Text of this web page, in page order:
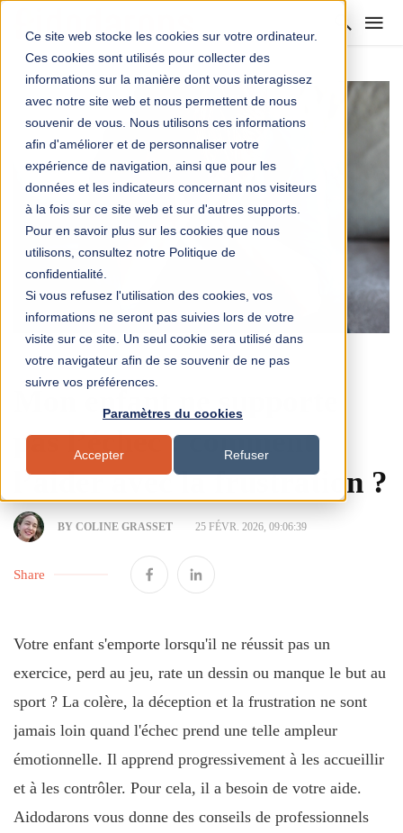
Ce site web stocke les cookies sur votre ordinateur.
Ces cookies sont utilisés pour collecter des
informations sur la manière dont vous interagissez
avec notre site web et nous permettent de nous
souvenir de vous. Nous utilisons ces informations
afin d'améliorer et de personnaliser votre
expérience de navigation, ainsi que pour les
données et les indicateurs concernant nos visiteurs
à la fois sur ce site web et sur d'autres supports.
Pour en savoir plus sur les cookies que nous
utilisons, consultez notre Politique de
confidentialité.
Si vous refusez l'utilisation des cookies, vos
informations ne seront pas suivies lors de votre
visite sur ce site. Un seul cookie sera utilisé dans
votre navigateur afin de se souvenir de ne pas
suivre vos préférences.
Paramètres du cookies
Accepter Refuser
ÉDUCATION
Mon enfant ne supporte
pas l’échec : comment
l’aider avec la frustration ?
BY COLINE GRASSET 25 FÉVR. 2026, 09:06:39
Share
Votre enfant s'emporte lorsqu'il ne réussit pas un
exercice, perd au jeu, rate un dessin ou manque le but au
sport ? La colère, la déception et la frustration ne sont
jamais loin quand l'échec prend une telle ampleur
émotionnelle. Il apprend progressivement à les accueillir
et à les contrôler. Pour cela, il a besoin de votre aide.
Aidodarons vous donne des conseils de professionnels